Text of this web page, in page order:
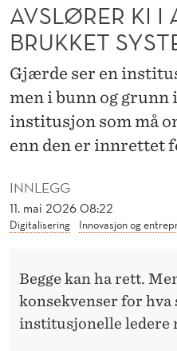
A
K
A
D
E
A
INNLEGG
11. mai 2026 08:22
Digitalisering Innovasjon og
AVSLØRER KI I
BRUKKET
Gjærde ser en
men i bunn og grunn
institusjon som må
enn den er innrettet
Begge kan ha rett.
konsekvenser for hva
institusjonelle ledere